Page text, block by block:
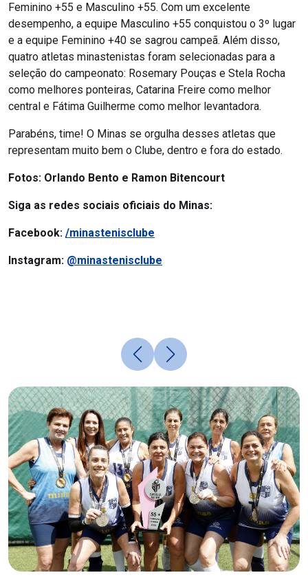
Feminino +55 e Masculino +55. Com um excelente
desempenho, a equipe Masculino +55 conquistou o 3º lugar
e a equipe Feminino +40 se sagrou campeã. Além disso,
quatro atletas minastenistas foram selecionadas para a
seleção do campeonato: Rosemary Pouças e Stela Rocha
como melhores ponteiras, Catarina Freire como melhor
central e Fátima Guilherme como melhor levantadora.
Parabéns, time! O Minas se orgulha desses atletas que
representam muito bem o Clube, dentro e fora do estado.
Fotos: Orlando Bento e Ramon Bitencourt
Siga as redes sociais oficiais do Minas:
Facebook: /minastenisclube
Instagram: @minastenisclube